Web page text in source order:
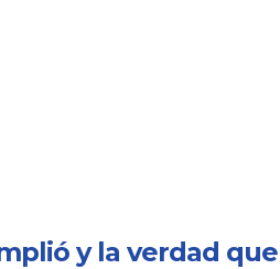
y la verdad